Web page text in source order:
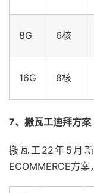
8G 6核
16G 8核
7、搬瓦工迪拜方案
搬瓦工22年5月
ECOMMERCE方案